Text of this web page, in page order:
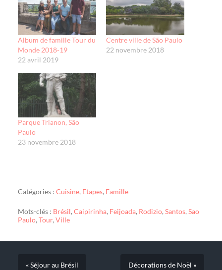
Album de famille Tour du
Monde 2018-19
22 avril 2019
Centre ville de São Paulo
22 novembre 2018
Parque Trianon, São
Paulo
23 novembre 2018
Catégories : Cuisine, Etapes, Famille
Mots-clés : Brésil,Caipirinha, Feijoada, Rodizio,Santos,Sao
Paulo,Tour,Ville
« Séjour au Brésil Décorations de Noël »